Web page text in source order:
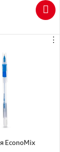
⋮
EconoMix